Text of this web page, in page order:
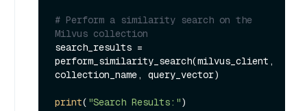
# Perform a similarity search on the
Milvus collection
search_results =
perform_similarity_search(milvus_client,
collection_name, query_vector)
print( "Search Results:"